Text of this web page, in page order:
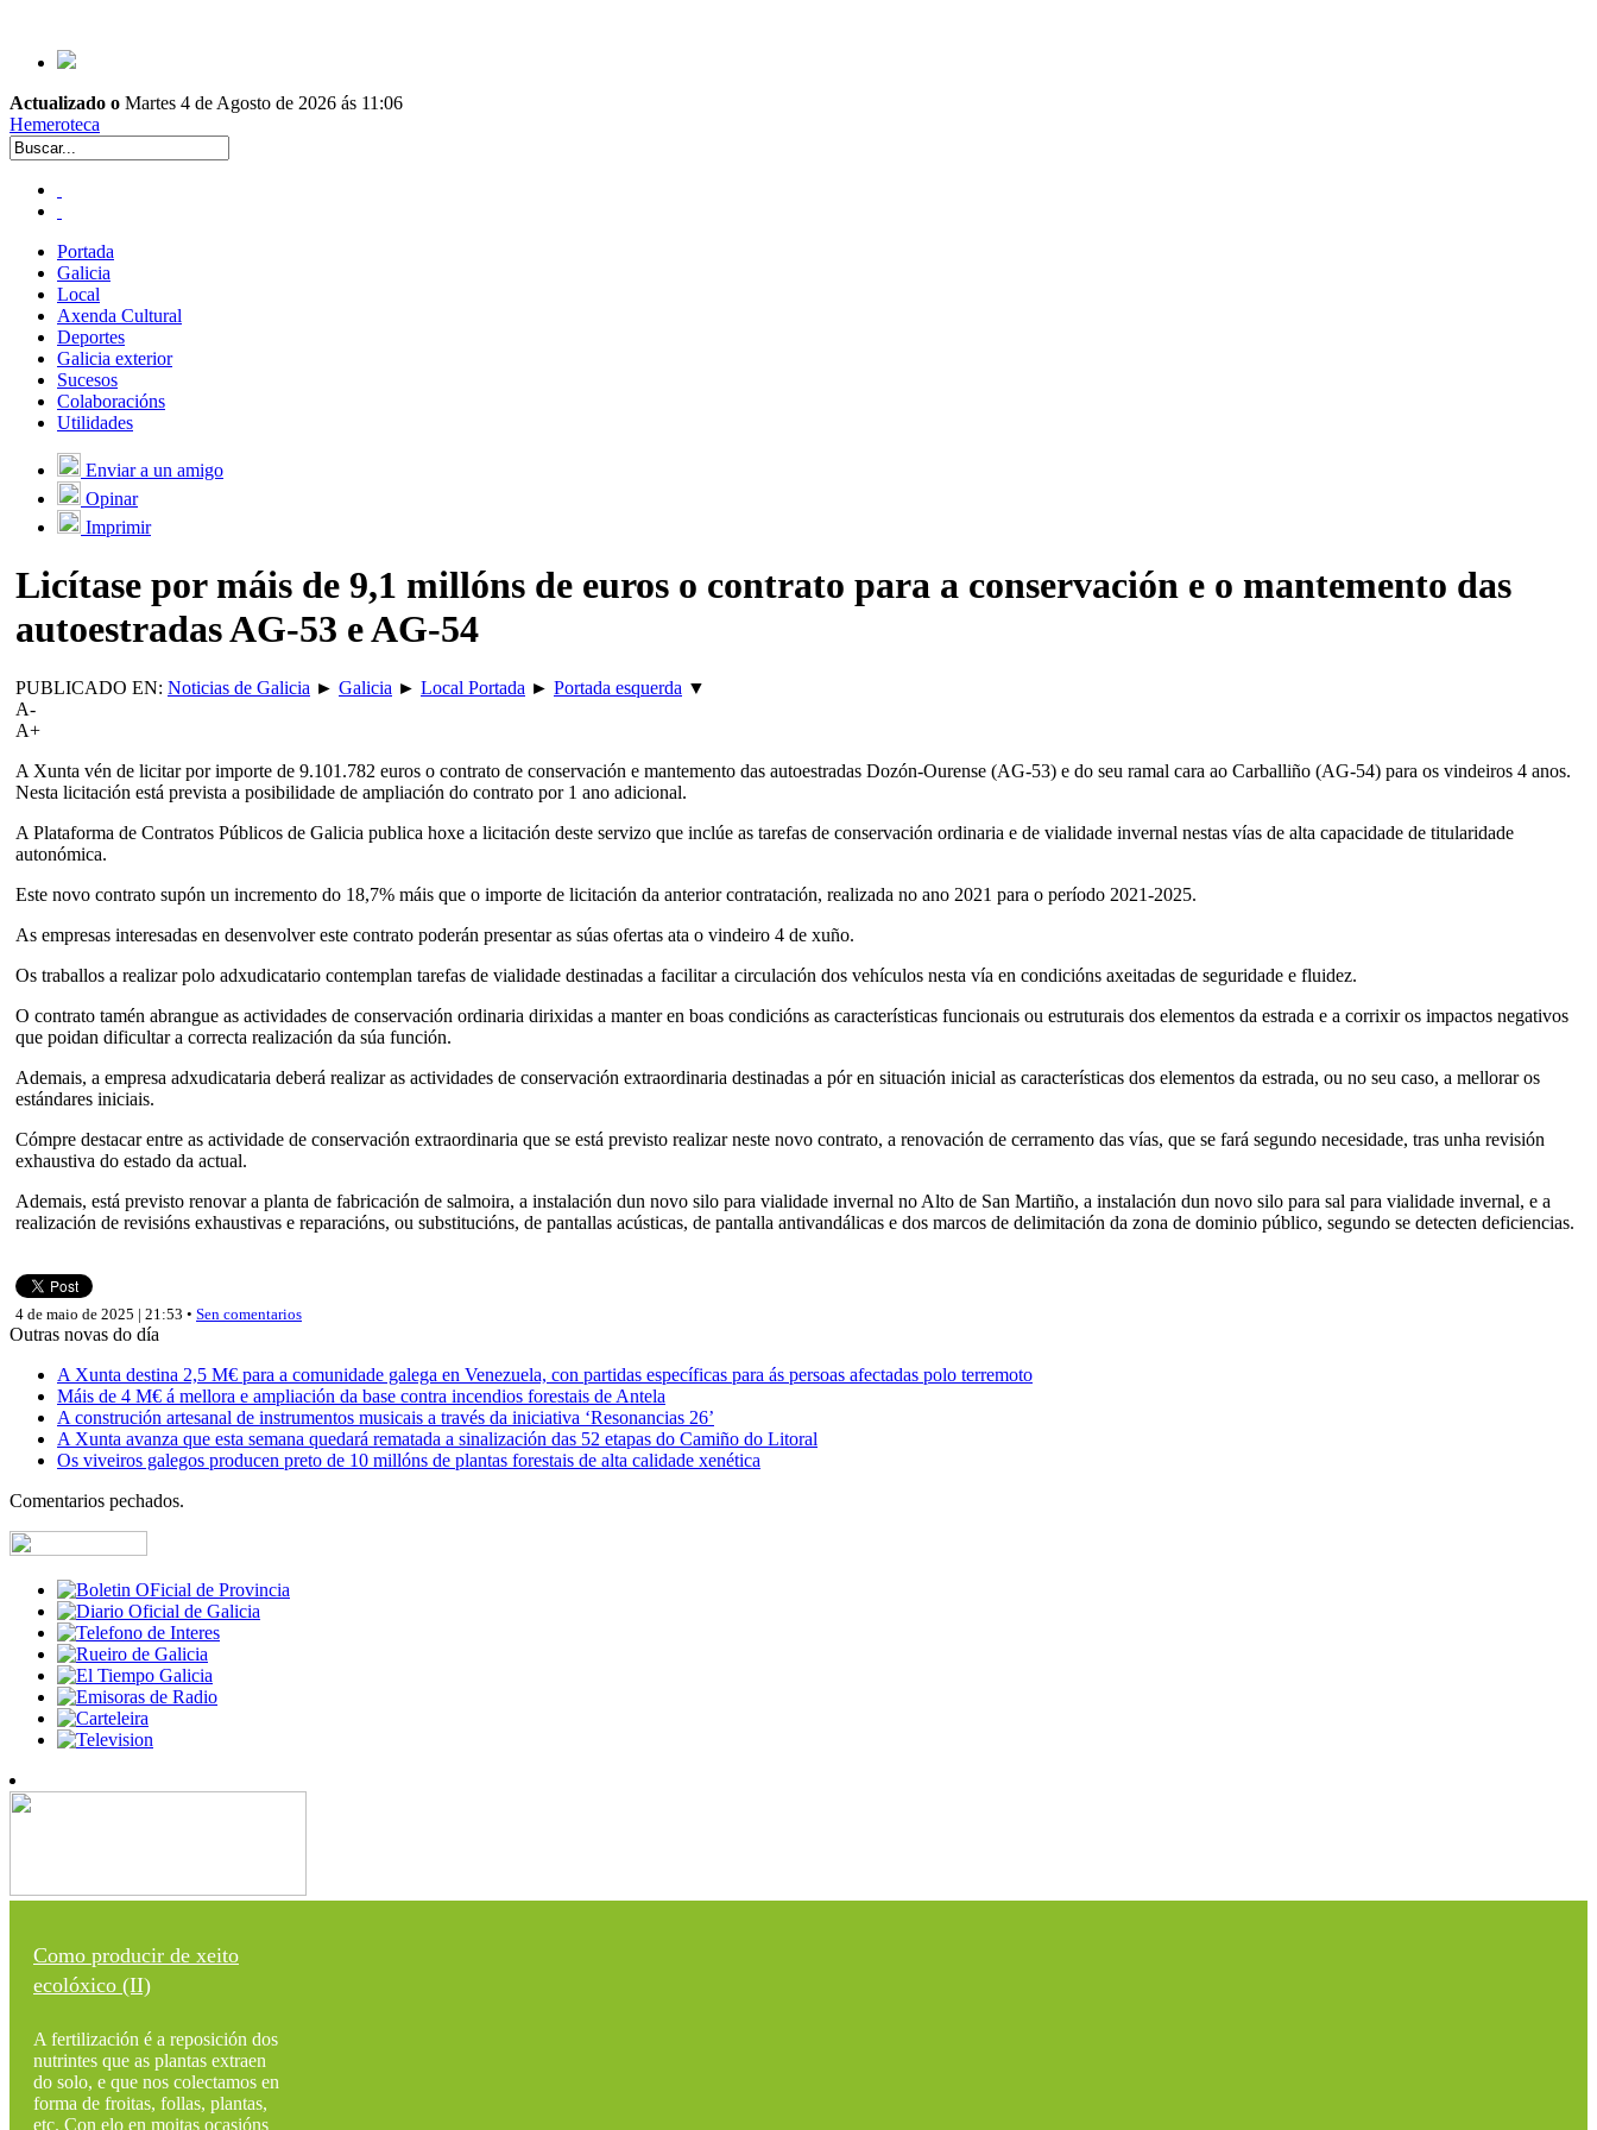
Actualizado o Martes 4 de Agosto de 2026 ás 11:06
Hemeroteca
Portada
Galicia
Local
Axenda Cultural
Deportes
Galicia exterior
Sucesos
Colaboracións
Utilidades
Enviar a un amigo
Opinar
Imprimir
Licítase por máis de 9,1 millóns de euros o contrato para a conservación e o mantemento das
autoestradas AG-53 e AG-54
PUBLICADO EN: Noticias de Galicia ► Galicia ► Local Portada ► Portada esquerda ▼
A-
A+
A Xunta vén de licitar por importe de 9.101.782 euros o contrato de conservación e mantemento das autoestradas Dozón-Ourense (AG-53) e do seu ramal cara ao Carballiño (AG-54) para os vindeiros 4 anos.
Nesta licitación está prevista a posibilidade de ampliación do contrato por 1 ano adicional.
A Plataforma de Contratos Públicos de Galicia publica hoxe a licitación deste servizo que inclúe as tarefas de conservación ordinaria e de vialidade invernal nestas vías de alta capacidade de titularidade
autonómica.
Este novo contrato supón un incremento do 18,7% máis que o importe de licitación da anterior contratación, realizada no ano 2021 para o período 2021-2025.
As empresas interesadas en desenvolver este contrato poderán presentar as súas ofertas ata o vindeiro 4 de xuño.
Os traballos a realizar polo adxudicatario contemplan tarefas de vialidade destinadas a facilitar a circulación dos vehículos nesta vía en condicións axeitadas de seguridade e fluidez.
O contrato tamén abrangue as actividades de conservación ordinaria dirixidas a manter en boas condicións as características funcionais ou estruturais dos elementos da estrada e a corrixir os impactos negativos
que poidan dificultar a correcta realización da súa función.
Ademais, a empresa adxudicataria deberá realizar as actividades de conservación extraordinaria destinadas a pór en situación inicial as características dos elementos da estrada, ou no seu caso, a mellorar os
estándares iniciais.
Cómpre destacar entre as actividade de conservación extraordinaria que se está previsto realizar neste novo contrato, a renovación de cerramento das vías, que se fará segundo necesidade, tras unha revisión
exhaustiva do estado da actual.
Ademais, está previsto renovar a planta de fabricación de salmoira, a instalación dun novo silo para vialidade invernal no Alto de San Martiño, a instalación dun novo silo para sal para vialidade invernal, e a
realización de revisións exhaustivas e reparacións, ou substitucións, de pantallas acústicas, de pantalla antivandálicas e dos marcos de delimitación da zona de dominio público, segundo se detecten deficiencias.
4 de maio de 2025 | 21:53 • Sen comentarios
Outras novas do día
A Xunta destina 2,5 M€ para a comunidade galega en Venezuela, con partidas específicas para ás persoas afectadas polo terremoto
Máis de 4 M€ á mellora e ampliación da base contra incendios forestais de Antela
A construción artesanal de instrumentos musicais a través da iniciativa ‘Resonancias 26’
A Xunta avanza que esta semana quedará rematada a sinalización das 52 etapas do Camiño do Litoral
Os viveiros galegos producen preto de 10 millóns de plantas forestais de alta calidade xenética
Comentarios pechados.
Como producir de xeito
ecolóxico (II)
A fertilización é a reposición dos
nutrintes que as plantas extraen
do solo, e que nos colectamos en
forma de froitas, follas, plantas,
etc. Con elo en moitas ocasións